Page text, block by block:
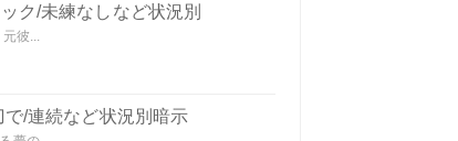
ク/未練なしなど状況別
彼...
で/連続など状況別暗示